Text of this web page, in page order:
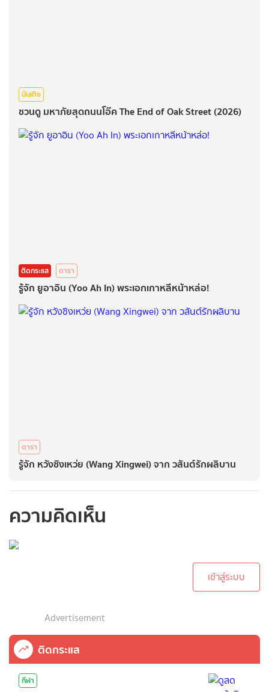
บันเทิง
ชวนดู มหาภัยสุดถนนโอ๊ค The End of Oak Street (2026)
ติดกระแส ดารา
รู้จัก ยูอาอิน (Yoo Ah In) พระเอกเกาหลีหน้าหล่อ!
ดารา
รู้จัก หวังซิงเหว่ย (Wang Xingwei) จาก วสันต์รักผลิบาน
ความคิดเห็น
เข้าสู่ระบบ
Advertisement
ติดกระแส
กีฬา